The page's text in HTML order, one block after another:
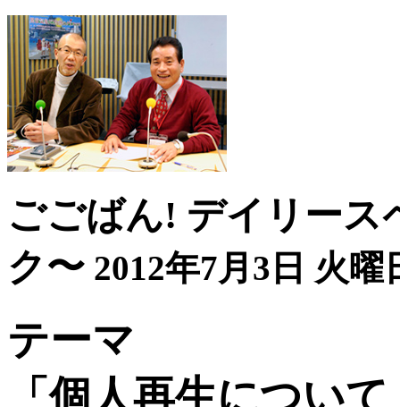
ごごばん! デイリース
ク〜 2012年7月3日 火曜
テーマ
「個人再生につい